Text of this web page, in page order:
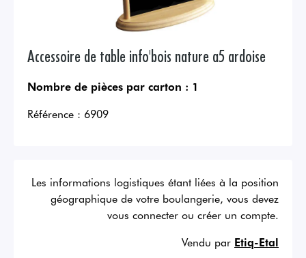
Accessoire de table info'bois nature a5 ardoise
Nombre de pièces par carton : 1
Référence : 6909
Les informations logistiques étant liées à la position
géographique de votre boulangerie, vous devez
vous connecter ou créer un compte.
Vendu par Etiq-Etal